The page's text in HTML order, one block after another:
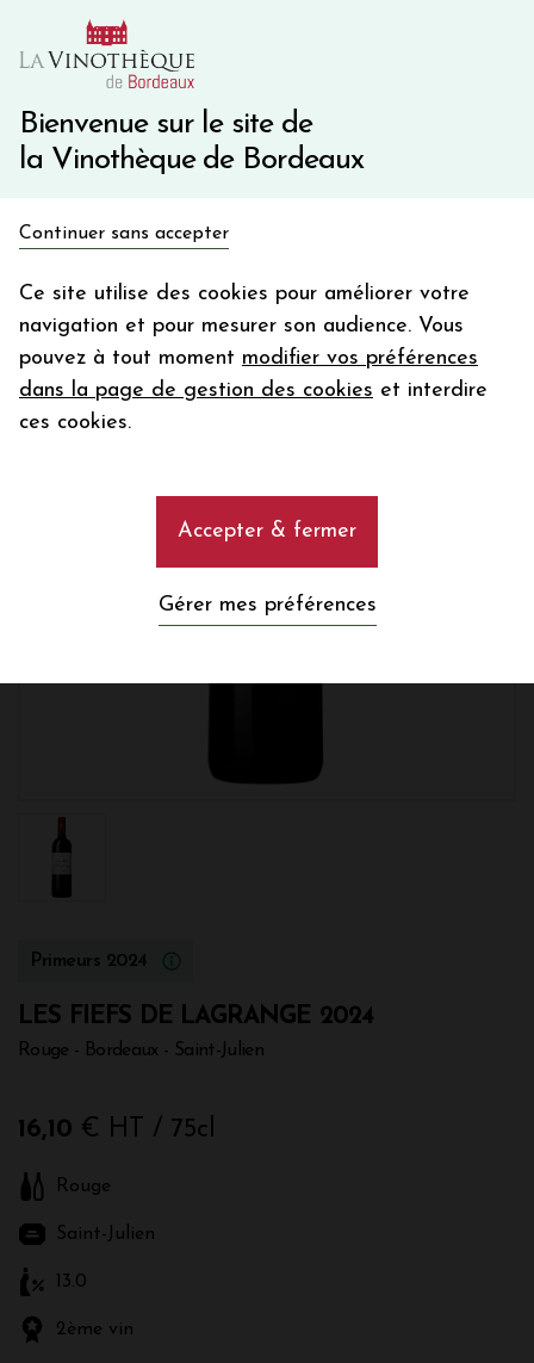
Bienvenue sur le site de
la Vinothèque de Bordeaux
Continuer sans accepter
Ce site utilise des cookies pour améliorer votre
navigation et pour mesurer son audience. Vous
pouvez à tout moment modifier vos préférences
dans la page de gestion des cookies et interdire
ces cookies.
Accepter & fermer
Gérer mes préférences
10€ de remise immédiate sur votre première commande
Une question ?
Primeurs 2024
LES FIEFS DE LAGRANGE 2024
Rouge - Bordeaux - Saint-Julien
16,10 € HT / 75cl
Rouge
Saint-Julien
13.0
2ème vin
en bon d'achat
Votre
email
En m’abonnant, j’accepte de recevoir la newsletter de la